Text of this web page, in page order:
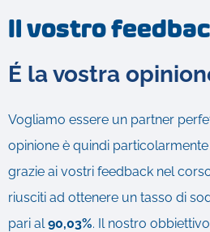
Il vostro
É la vostra
Vogliamo essere un partner
opinione è quindi
grazie ai vostri feedback nel
riusciti ad ottenere un tasso di
pari al90,03%. Il nostro